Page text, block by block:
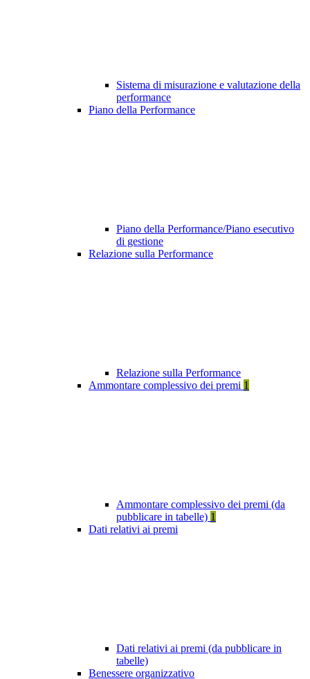
Sistema di misurazione e valutazione della
performance
Piano della Performance
Piano della Performance/Piano esecutivo
di gestione
Relazione sulla Performance
Relazione sulla Performance
Ammontare complessivo dei premi 1
Ammontare complessivo dei premi (da
pubblicare in tabelle) 1
Dati relativi ai premi
Dati relativi ai premi (da pubblicare in
tabelle)
Benessere organizzativo